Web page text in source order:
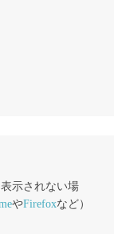
示されない場
やFirefoxなど）